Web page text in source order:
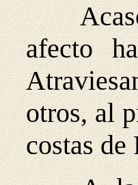
afecto
otros, al
costas